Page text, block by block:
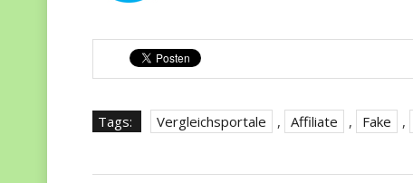
Tags: Vergleichsportale , Affiliate , Fake ,